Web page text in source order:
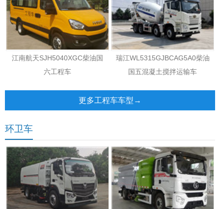
江南航天SJH5040XGC柴油国
六工程车
瑞江WL5315GJBCAG5A0柴油
国五混凝土搅拌运输车
更多工程车车型→
环卫车